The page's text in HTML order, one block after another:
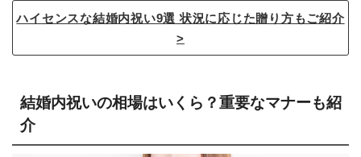
ハイセンスな結婚内祝い9選 状況に応じた贈り方もご紹介
結婚内祝いの相場はいくら？重要なマナーも紹
介